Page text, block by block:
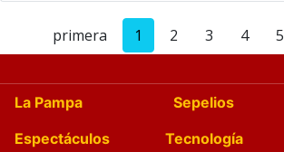
primera 1 2 3 4 5
La Pampa Sepelios
Espectáculos
Tecnología